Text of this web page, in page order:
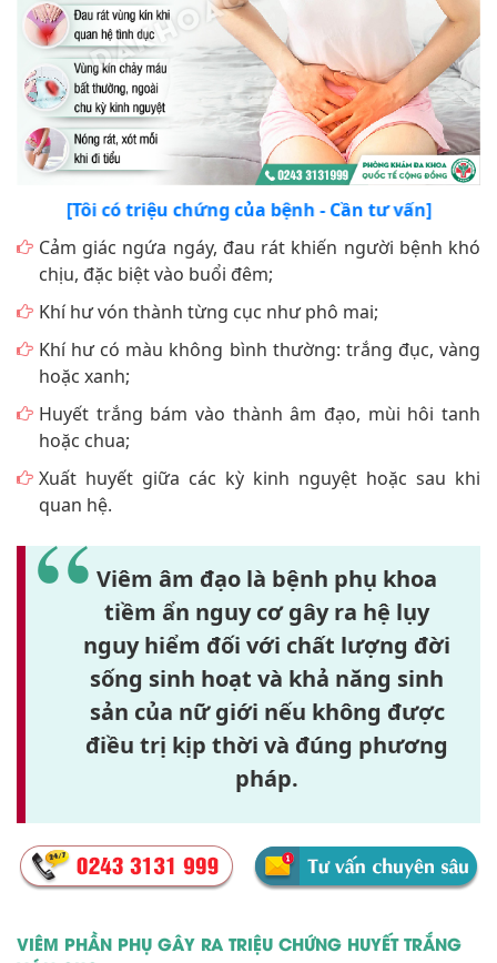
[Tôi có triệu chứng của bệnh - Cần tư vấn]
Cảm giác ngứa ngáy, đau rát khiến người bệnh khó
chịu, đặc biệt vào buổi đêm;
Khí hư vón thành từng cục như phô mai;
Khí hư có màu không bình thường: trắng đục, vàng
hoặc xanh;
Huyết trắng bám vào thành âm đạo, mùi hôi tanh
hoặc chua;
Xuất huyết giữa các kỳ kinh nguyệt hoặc sau khi
quan hệ.
Viêm âm đạo là bệnh phụ khoa
tiềm ẩn nguy cơ gây ra hệ lụy
nguy hiểm đối với chất lượng đời
sống sinh hoạt và khả năng sinh
sản của nữ giới nếu không được
điều trị kịp thời và đúng phương
pháp.
VIÊM PHẦN PHỤ GÂY RA TRIỆU CHỨNG HUYẾT TRẮNG